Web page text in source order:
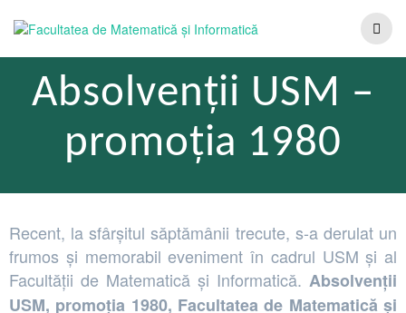
Absolvenții USM –
promoția 1980
Recent, la sfârșitul săptămânii trecute, s-a derulat un
frumos și memorabil eveniment în cadrul USM și al
Facultății de Matematică și Informatică. Absolvenții
USM, promoția 1980, Facultatea de Matematică și